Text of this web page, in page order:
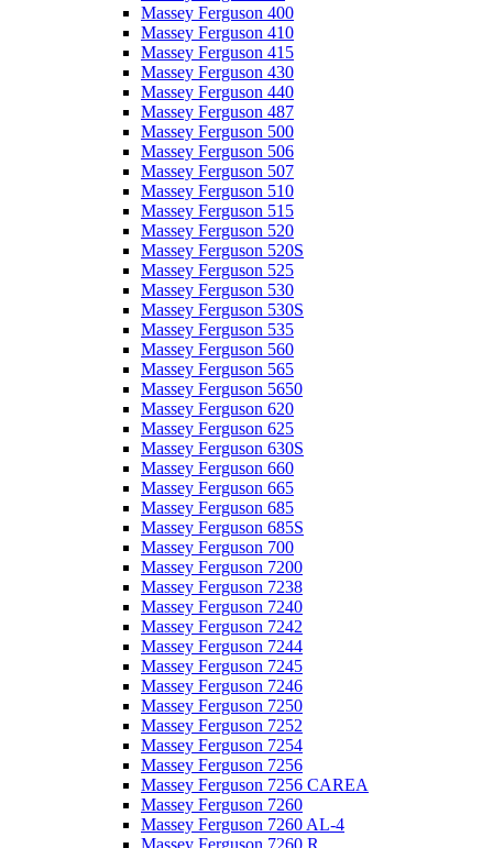
Massey Ferguson 400
Massey Ferguson 410
Massey Ferguson 415
Massey Ferguson 430
Massey Ferguson 440
Massey Ferguson 487
Massey Ferguson 500
Massey Ferguson 506
Massey Ferguson 507
Massey Ferguson 510
Massey Ferguson 515
Massey Ferguson 520
Massey Ferguson 520S
Massey Ferguson 525
Massey Ferguson 530
Massey Ferguson 530S
Massey Ferguson 535
Massey Ferguson 560
Massey Ferguson 565
Massey Ferguson 5650
Massey Ferguson 620
Massey Ferguson 625
Massey Ferguson 630S
Massey Ferguson 660
Massey Ferguson 665
Massey Ferguson 685
Massey Ferguson 685S
Massey Ferguson 700
Massey Ferguson 7200
Massey Ferguson 7238
Massey Ferguson 7240
Massey Ferguson 7242
Massey Ferguson 7244
Massey Ferguson 7245
Massey Ferguson 7246
Massey Ferguson 7250
Massey Ferguson 7252
Massey Ferguson 7254
Massey Ferguson 7256
Massey Ferguson 7256 CAREA
Massey Ferguson 7260
Massey Ferguson 7260 AL-4
Massey Ferguson 7260 R